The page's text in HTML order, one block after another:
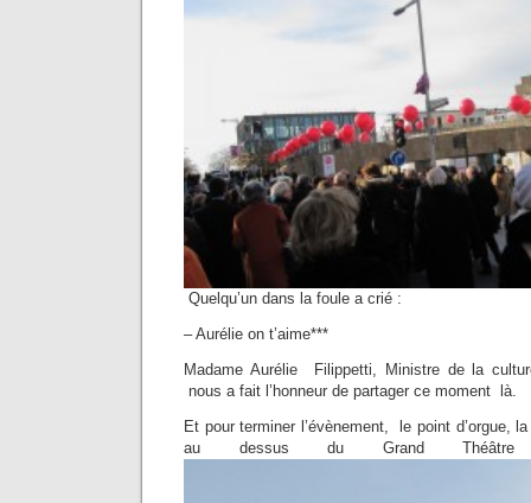
Quelqu’un dans la foule a crié :
– Aurélie on t’aime***
Madame Aurélie Filippetti, Ministre de la
nous a fait l’honneur de partager ce moment là.
Et pour terminer l’évènement, le point d’orgue,
au dessus du Grand